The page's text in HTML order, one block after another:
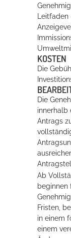
Leitfaden
KOSTEN
Die
Die
innerhalb
Antrags
Ab
beginnen
Fristen,
in einem
einem